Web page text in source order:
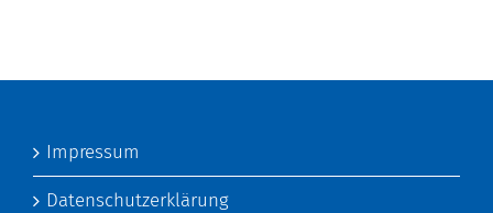
Impressum
Datenschutzerklärung